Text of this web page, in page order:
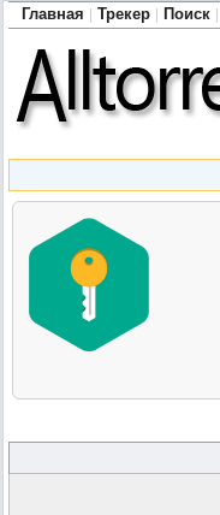
Главная Трекер Поиск